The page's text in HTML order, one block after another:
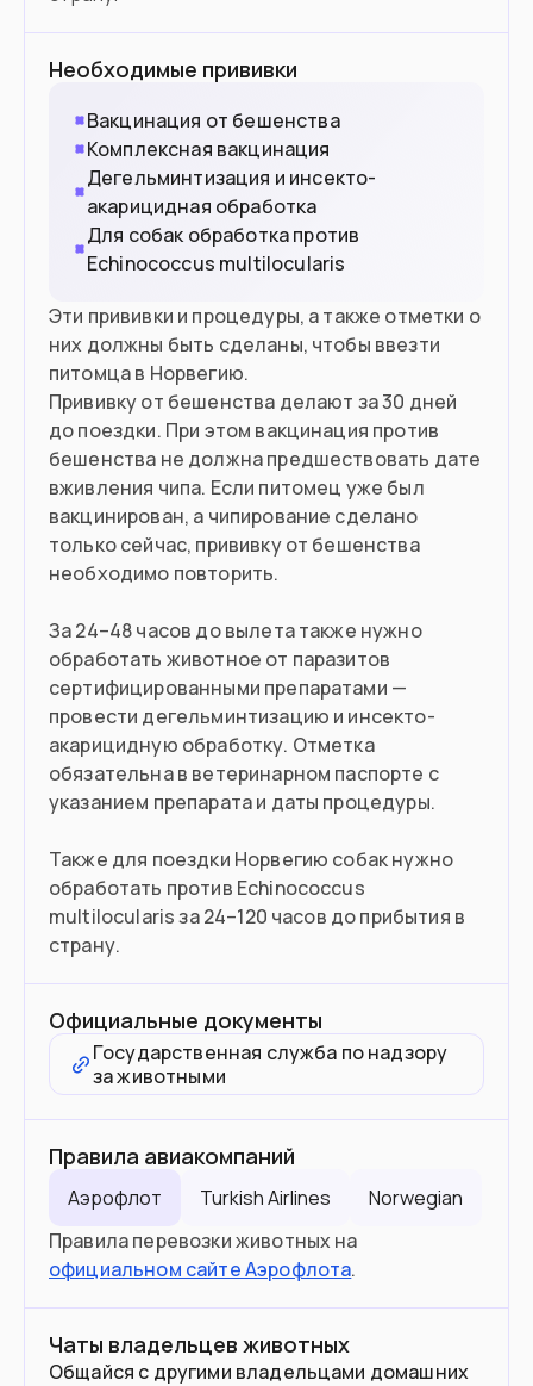
Необходимые прививки
Вакцинация от бешенства
Комплексная вакцинация
Дегельминтизация и инсекто-
акарицидная обработка
Для собак обработка против
Echinococcus multilocularis
Эти прививки и процедуры, а также отметки о
них должны быть сделаны, чтобы ввезти
питомца в Норвегию.
Прививку от бешенства делают за 30 дней
до поездки. При этом вакцинация против
бешенства не должна предшествовать дате
вживления чипа. Если питомец уже был
вакцинирован, а чипирование сделано
только сейчас, прививку от бешенства
необходимо повторить.
За 24–48 часов до вылета также нужно
обработать животное от паразитов
сертифицированными препаратами —
провести дегельминтизацию и инсекто-
акарицидную обработку. Отметка
обязательна в ветеринарном паспорте с
указанием препарата и даты процедуры.
Также для поездки Норвегию собак нужно
обработать против Echinococcus
multilocularis за 24–120 часов до прибытия в
страну.
Официальные документы
Государственная служба по надзору
за животными
Правила авиакомпаний
Аэрофлот Turkish Airlines
Norwegian
Правила перевозки животных на
официальном сайте Аэрофлота.
Чаты владельцев животных
Общайся с другими владельцами домашних